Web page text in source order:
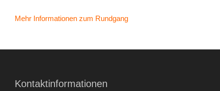
- Firmenangebote
Mehr Informationen zum Rundgang
Kontaktinformationen